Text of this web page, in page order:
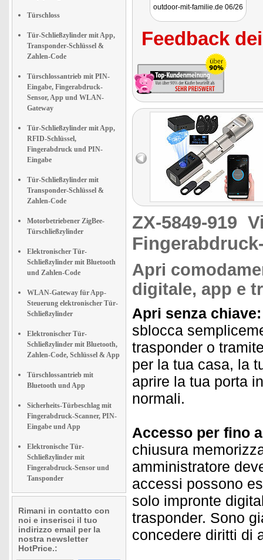
Türschloss
Tür-Schließzylinder mit App,
Transponder-Schlüssel &
Zahlen-Code
Türschlossantrieb mit PIN-
Eingabe, Fingerabdruck-
Sensor, App und WLAN-
Gateway
Tür-Schließzylinder mit App,
RFID-Schlüssel,
Fingerabdruck und PIN-
Eingabe
Tür-Schließzylinder mit
Transponder-Schlüssel &
Zahlen-Code
Motorbetriebener ZigBee-
Türschließzylinder
Elektronischer Tür-
Schließzylinder mit Bluetooth
und Zahlen-Code
WLAN-Gateway für App-
Steuerung elektronischer Tür-
Schließzylinder
Elektronischer Tür-
Schließzylinder mit Bluetooth,
Zahlen-Code, Schlüssel & App
Türschlossantrieb mit
Bluetooth und App
Sicherheits-Türbeschlag mit
Fingerabdruck-Scanner, PIN-
Eingabe und App
Elektronische Tür-
Schließzylinder mit
Fingerabdruck-Sensor und
Tansponder
Rimani in contatto con
noi e inserisci il tuo
indirizzo email per la
nostra newsletter
HotPrice.:
Modell heute deutlich mehr
für uns aber vor allem
eines: Dass wir nicht mehr
suchen müssen."
outdoor-mit-familie.de 06/26
Feedback
ZX-5849-919
Apri
digitale, app e
Apri senza
sblocca
trasponder o
per la tua casa, la
aprire la tua porta
normali.
Accesso per fino
chiusura
amministratore
accessi possono
solo impronte
trasponder. Sono
concedere diritti di